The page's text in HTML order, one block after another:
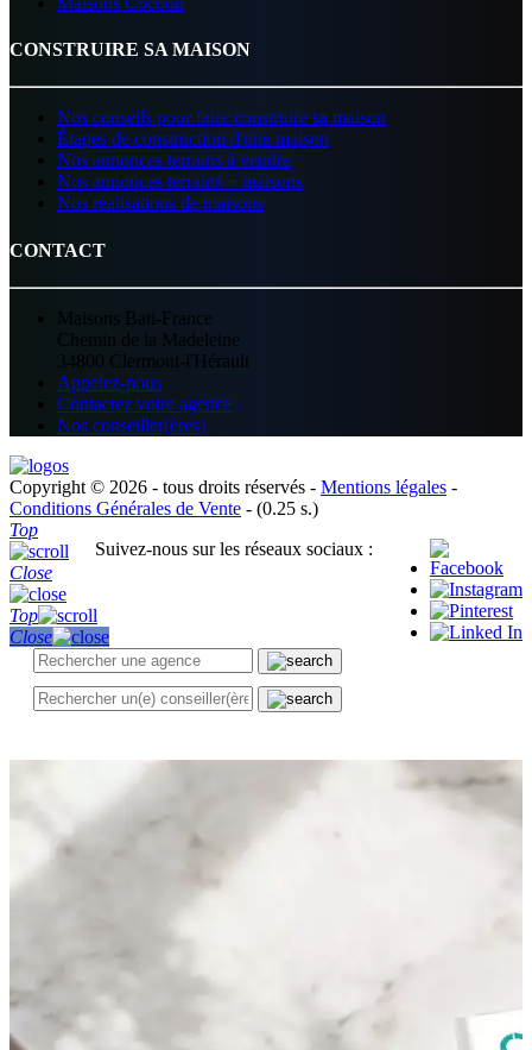
CONSTRUIRE SA MAISON
Nos conseils pour faire construire sa maison
Étapes de construction d'une maison
Nos annonces terrains à vendre
Nos annonces terrains + maisons
Nos réalisations de maisons
CONTACT
Maisons Bati-France
Chemin de la Madeleine
34800 Clermont-l'Hérault
Appelez-nous
Contactez votre agence
Nos conseiller(ères)
Copyright © 2026 - tous droits réservés - Mentions légales -
Conditions Générales de Vente - (0.25 s.)
Suivez-nous sur les réseaux sociaux :
Top
Close
Top
Close